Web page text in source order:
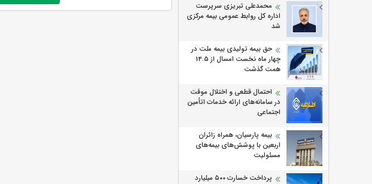
محمدعلی تبریزی سرپرست
اداره كل روابط عمومی بیمه مركزی
شد
حق بیمه تولیدی بیمه ملت در
چهار ماه نخست امسال از 14.5
همت گذشت
احتمال قطعی و اختلال موقت
در سامانه‌های ارائه خدمات اتأمین
اجتماعی
بیمه پارسیان، همراه زائران
اربعین با پوشش‌های بیمه‌های
مسئولیت
پرداخت خسارت ۵۰۰ میلیارد